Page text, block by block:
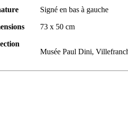
Signé en bas à gauche
73 x 50 cm
Musée Paul Dini,